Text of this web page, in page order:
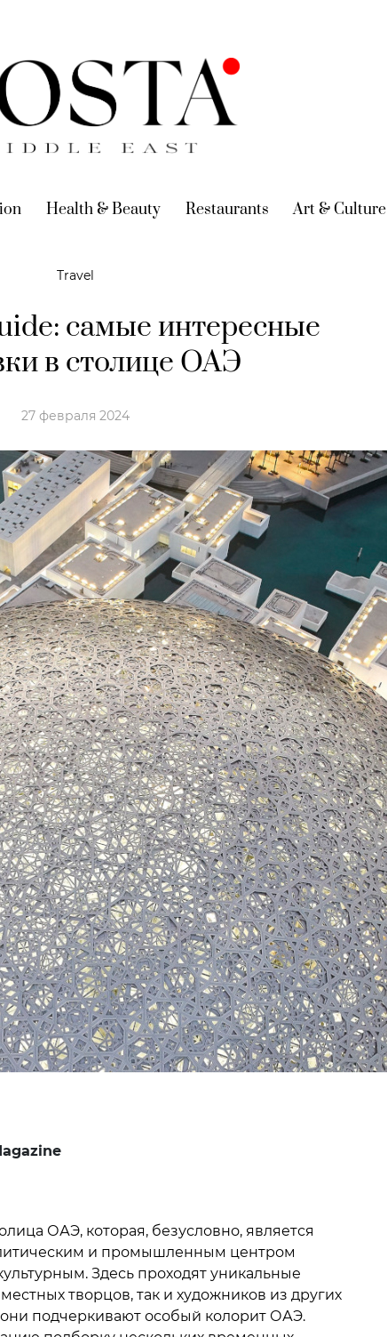
(current)
Health & Beauty (current)
Restaurants (current)
Art & Culture
Travel
самые интересные
в столице ОАЭ
27 февраля 2024
ОАЭ, которая, безусловно, является
и промышленным центром
Здесь проходят уникальные
творцов, так и художников из других
они подчеркивают особый колорит ОАЭ.